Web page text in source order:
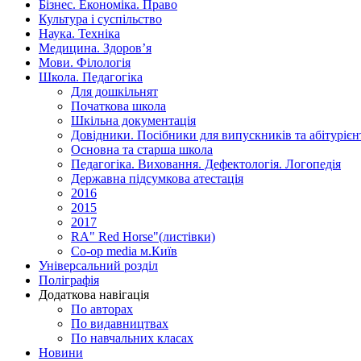
Бізнес. Економіка. Право
Культура і суспільство
Наука. Техніка
Медицина. Здоров’я
Мови. Філологія
Школа. Педагогіка
Для дошкільнят
Початкова школа
Шкільна документація
Довідники. Посібники для випускників та
Основна та старша школа
Педагогіка. Виховання. Дефектологія. Логопедія
Державна підсумкова атестація
2016
2015
2017
RA" Red Horse"(листівки)
Co-op media м.Київ
Універсальний розділ
Поліграфія
Додаткова навігація
По авторах
По видавництвах
По навчальних класах
Новини